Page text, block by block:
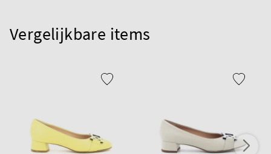
Vergelijkbare items